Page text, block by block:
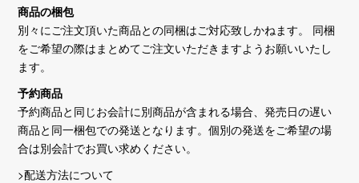
商品の梱包
別々にご注文頂いた商品との同梱はご対応致しかねます。 同梱
をご希望の際はまとめてご注文いただきますようお願いいたし
ます。
予約商品
予約商品と同じお会計に別商品が含まれる場合、発売日の遅い
商品と同一梱包での発送となります。個別の発送をご希望の場
合は別会計でお買い求めください。
>配送方法について